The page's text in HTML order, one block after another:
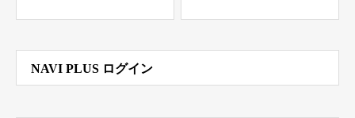
NAVI PLUS ログイン